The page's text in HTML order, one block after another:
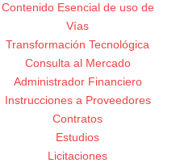
Contenido Esencial de uso de
Vías
Transformación Tecnológica
Consulta al Mercado
Administrador Financiero
Instrucciones a Proveedores
Contratos
Estudios
Licitaciones